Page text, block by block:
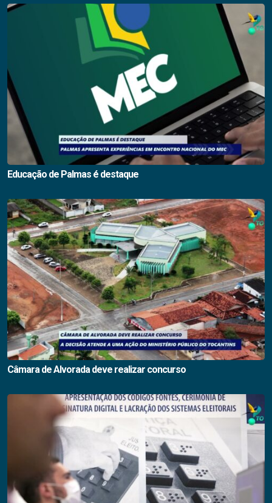
Educação de Palmas é destaque
Câmara de Alvorada deve realizar concurso